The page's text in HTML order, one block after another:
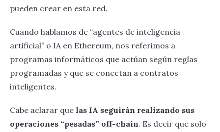
pueden crear en esta red.
Cuando hablamos de “agentes de inteligencia
artificial” o IA en Ethereum, nos referimos a
programas informáticos que actúan según reglas
programadas y que se conectan a contratos
inteligentes.
Cabe aclarar que las IA seguirán realizando sus
operaciones “pesadas” off-chain. Es decir que solo